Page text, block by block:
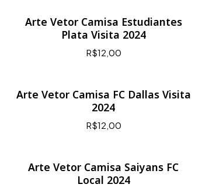
Arte Vetor Camisa Estudiantes
Plata Visita 2024
R$12,00
Arte Vetor Camisa FC Dallas Visita
2024
R$12,00
Arte Vetor Camisa Saiyans FC
Local 2024